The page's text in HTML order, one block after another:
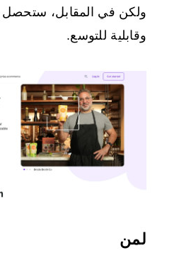
ولكن في المقابل، ستحصل
وقابلية للتوسع.
لمن